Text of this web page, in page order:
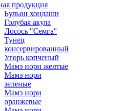
продукция
Бульон хондаши
Голубая акула
Лосось "Семга"
Тунец
консервированный
Угорь копченый
Мамэ нори желтые
Мамэ нори
зеленые
Мамэ нори
оранжевые